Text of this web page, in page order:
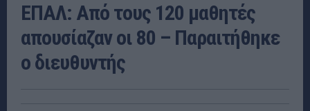
ΕΠΑΛ: Από τους 120 μαθητές
απουσίαζαν οι 80 – Παραιτήθηκε
ο διευθυντής